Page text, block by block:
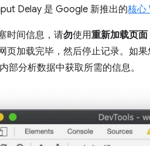
Delay 是 Google 新推出的核心
时间信息，请勿使用重新加载页面
页加载完毕，然后停止记录。如果
部分析数据中获取所需的信息。